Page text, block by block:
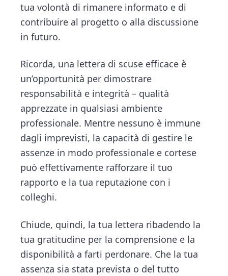
tua volontà di rimanere informato e di
contribuire al progetto o alla discussione
in futuro.
Ricorda, una lettera di scuse efficace è
un’opportunità per dimostrare
responsabilità e integrità – qualità
apprezzate in qualsiasi ambiente
professionale. Mentre nessuno è immune
dagli imprevisti, la capacità di gestire le
assenze in modo professionale e cortese
può effettivamente rafforzare il tuo
rapporto e la tua reputazione con i
colleghi.
Chiude, quindi, la tua lettera ribadendo la
tua gratitudine per la comprensione e la
disponibilità a farti perdonare. Che la tua
assenza sia stata prevista o del tutto